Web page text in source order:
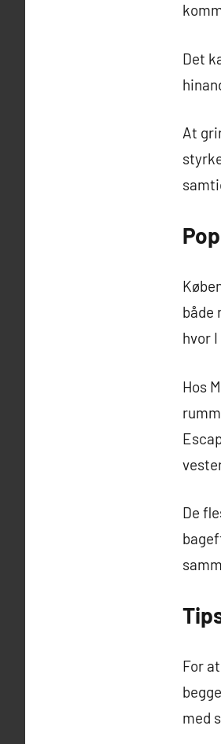
Det
At
både
hvor
Hos
De
For
med